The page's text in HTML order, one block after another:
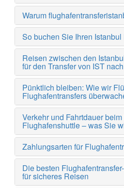
Warum
So buchen Sie Ihren
Reisen zwischen den
für den Transfer von IST
Pünktlich bleiben: Wie wir
Flughafentransfers
Verkehr und Fahrtdauer
Flughafenshuttle – was Sie
Zahlungsarten für
Die besten
für sicheres Reisen